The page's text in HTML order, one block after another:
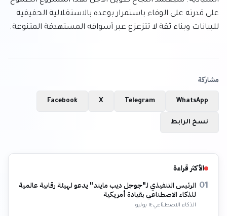
للبيانات وبناء ثقة لا تتزعزع عبر أسواقه المستهدفة المتنوعة.
مشاركة
WhatsApp
Telegram
X
Facebook
نسخ الرابط
الأكثر قراءة
01 الرئيس التنفيذي لـ"جوجل ديب مايند" يدعو لهيئة رقابية عالمية
للذكاء الاصطناعي بقيادة أمريكية
الذكاء الاصطناعي·١٤ يوليو